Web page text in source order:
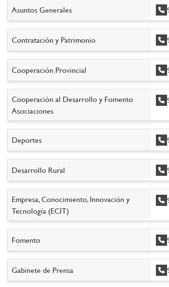
Asuntos Generales
Contratación y Patrimonio
Cooperación Provincial
Cooperación al Desarrollo y Fomento
Asociaciones
Deportes
Desarrollo Rural
Empresa, Conocimiento, Innovación y
Tecnología (ECIT)
Fomento
Gabinete de Prensa